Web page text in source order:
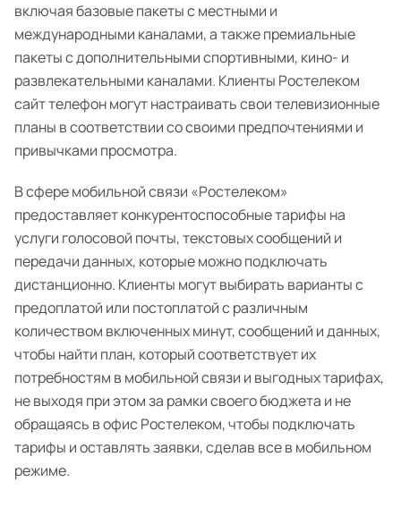
включая базовые пакеты с местными и
международными каналами, а также премиальные
пакеты с дополнительными спортивными, кино- и
развлекательными каналами. Клиенты Ростелеком
сайт телефон могут настраивать свои телевизионные
планы в соответствии со своими предпочтениями и
привычками просмотра.
В сфере мобильной связи «Ростелеком»
предоставляет конкурентоспособные тарифы на
услуги голосовой почты, текстовых сообщений и
передачи данных, которые можно подключать
дистанционно. Клиенты могут выбирать варианты с
предоплатой или постоплатой с различным
количеством включенных минут, сообщений и данных,
чтобы найти план, который соответствует их
потребностям в мобильной связи и выгодных тарифах,
не выходя при этом за рамки своего бюджета и не
обращаясь в офис Ростелеком, чтобы подключать
тарифы и оставлять заявки, сделав все в мобильном
режиме.